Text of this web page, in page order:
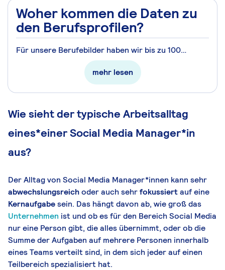
Woher kommen die Daten zu
den Berufsprofilen?
Für unsere Berufebilder haben wir bis zu 100
aktuelle Stellenangebote pro Beruf analysiert.
Diese umfassende Untersuchung realer
Jobanzeigen ermöglicht es uns, präzise
bei diesem Beruf tatsächlich stellen und welche
Qualifikationen Bewerber*innen mitbringen sollten.
Durch die Auswertung dieser First-Hand-Daten
präsentieren wir ein Berufsprofil, das direkt auf den
aktuellen Anforderungen des Arbeitsmarktes
mehr lesen
Wie sieht der typische Arbeitsalltag
eines*einer Social Media Manager*in
aus?
Der Alltag von Social Media Manager*innen kann sehr
abwechslungsreichoder auch sehrfokussiertauf eine
Kernaufgabesein. Das hängt davon ab, wie groß das
Unternehmen ist und ob es für den Bereich Social Media
nur eine Person gibt, die alles übernimmt, oder ob die
Summe der Aufgaben auf mehrere Personen innerhalb
eines Teams verteilt sind, in dem sich jeder auf einen
Teilbereich spezialisiert hat.